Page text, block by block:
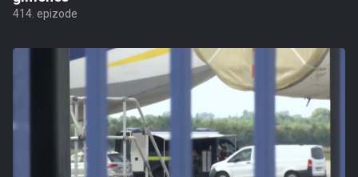
414. epizode